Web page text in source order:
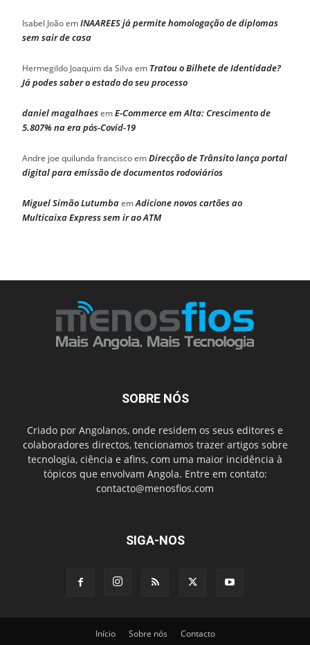
Isabel JoãoemINAAREES já permite homologação de diplomas
sem sair de casa
Hermegildo Joaquim da Silva em Tratou o Bilhete de Identidade?
Já podes saber o estado do seu processo
daniel magalhaesemE-Commerce em Alta: Crescimento de
5.807% na era pós-Covid-19
Andre joe quilunda franciscoemDirecção de Trânsito lança portal
digital para emissão de documentos rodoviários
Miguel Simão LutumbaemAdicione novos cartões ao
Multicaixa Express sem ir ao ATM
SOBRE NÓS
Criado por Angolanos, onde residem os seus editores e
colaboradores directos, tencionamos trazer artigos sobre
tecnologia, ciência e afins, com uma maior incidência à
tópicos que envolvam Angola. Entre em contato:
contacto@menosfios.com
SIGA-NOS
Início Sobre nós Contacto